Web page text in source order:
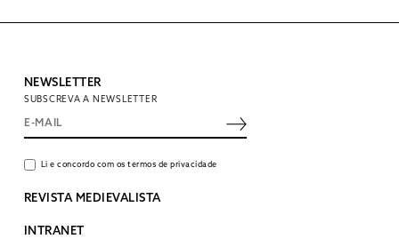
NEWSLETTER
SUBSCREVA A NEWSLETTER
Li e concordo com os termos de privacidade
REVISTA MEDIEVALISTA
INTRANET